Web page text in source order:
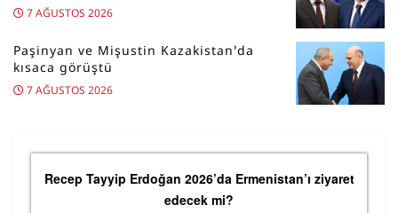
7 AĞUSTOS 2026
Paşinyan ve Mişustin Kazakistan’da
kısaca görüştü
7 AĞUSTOS 2026
Recep Tayyip Erdoğan 2026’da Ermenistan’ı ziyaret
edecek mi?